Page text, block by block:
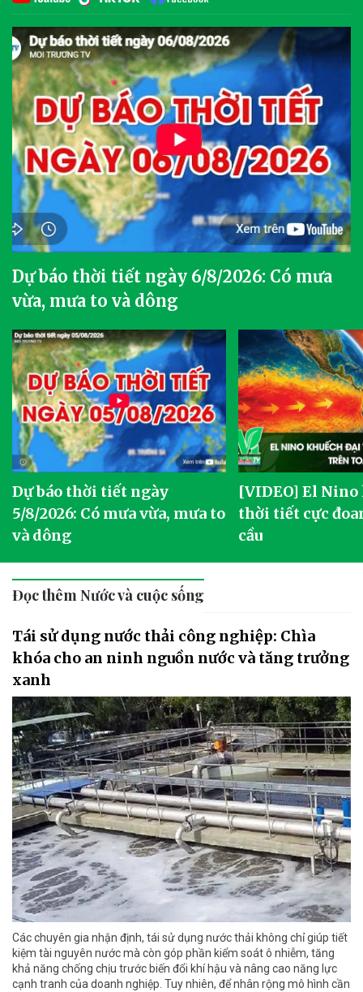
Dự báo thời tiết ngày 6/8/2026: Có mưa
vừa, mưa to và dông
Dự báo thời tiết ngày
5/8/2026: Có mưa vừa, mưa to
và dông
[VIDEO] El
thời tiết cực
cầu
Đọc thêm Nước và cuộc sống
Tái sử dụng nước thải công nghiệp: Chìa
khóa cho an ninh nguồn nước và tăng trưởng
xanh
Các chuyên gia nhận định, tái sử dụng nước thải không chỉ giúp tiết
kiệm tài nguyên nước mà còn góp phần kiểm soát ô nhiễm, tăng
khả năng chống chịu trước biến đổi khí hậu và nâng cao năng lực
cạnh tranh của doanh nghiệp. Tuy nhiên, để nhân rộng mô hình cần